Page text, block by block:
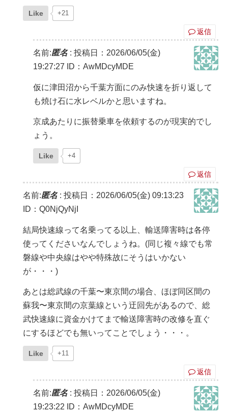
Like +21
返信
名前:匿名: 投稿日：2026/06/05(金)
19:27:27
ID：AwMDcyMDE
仮に津田沼から千葉方面にのみ快速を折り返して
も焼け石に水レベルかと思いますね。
京成あたりに振替乗車を依頼するのが現実的でし
ょう。
Like +4
返信
名前:匿名: 投稿日：2026/06/05(金) 09:13:23
ID：Q0NjQyNjI
結局快速線って名乗ってる以上、輸送障害時は各停
使ってくださいなんでしょうね。(同じ複々線でも常
磐線や中央線はやや特殊故にそうはいかない
が・・・)
あとは総武線の千葉〜東京間の場合、ほぼ同区間の
蘇我〜東京間の京葉線という迂回先があるので、総
武快速線に資金かけてまで輸送障害時の改修を直ぐ
にするほどでも無いってことでしょう・・・。
Like +11
返信
名前:匿名: 投稿日：2026/06/05(金)
19:23:22
ID：AwMDcyMDE